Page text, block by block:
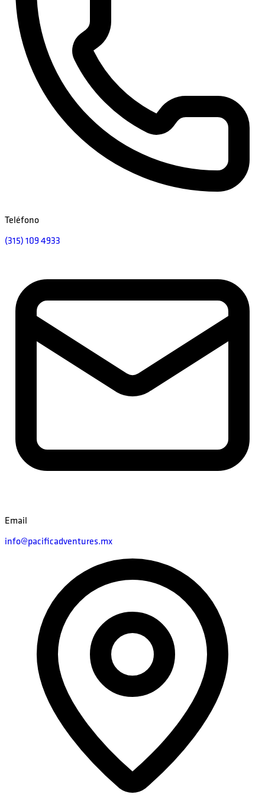
Teléfono
(315) 109 4933
Email
info@pacificadventures.mx